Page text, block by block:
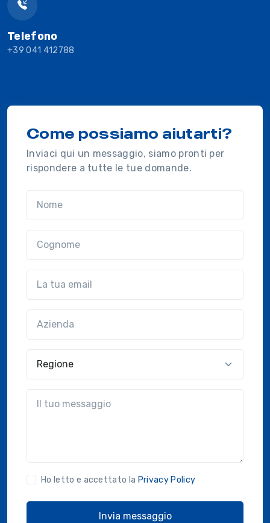
Telefono
+39 041 412788
Come possiamo aiutarti?
Inviaci qui un messaggio, siamo pronti per
rispondere a tutte le tue domande.
Ho letto e accettato la Privacy Policy
Invia messaggio